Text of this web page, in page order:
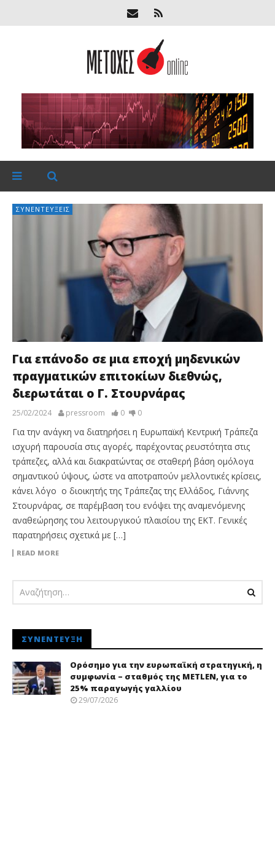
ΣΥΝΕΝΤΕΎΞΕΙΣ
Για επάνοδο σε μια εποχή μηδενικών
πραγματικών επιτοκίων διεθνώς,
διερωτάται ο Γ. Στουρνάρας
25/02/2024 pressroom 0 0
Για την ανάγκη να διατηρήσει η Ευρωπαϊκή Κεντρική Τράπεζα
ισχυρή παρουσία στις αγορές, παρέχοντας ρευστότητα στις
τράπεζες, αλλά και διακρατώντας σε σταθερή βάση ομόλογα
σημαντικού ύψους, ώστε να αποτραπούν μελλοντικές κρίσεις,
κάνει λόγο ο διοικητής της Τράπεζας της Ελλάδος, Γιάννης
Στουρνάρας, σε παρέμβαση του ενόψει της αναμενόμενης
αναθεώρησης του λειτουργικού πλαισίου της ΕΚΤ. Γενικές
παρατηρήσεις σχετικά με […]
READ MORE
ΣΥΝΈΝΤΕΥΞΗ
Ορόσημο για την ευρωπαϊκή στρατηγική, η
συμφωνία – σταθμός της METLEN, για το
25% παραγωγής γαλλίου
29/07/2026